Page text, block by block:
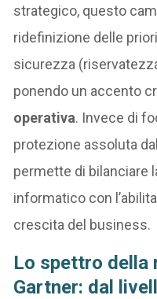
strategico, questo
ridefinizione delle
sicurezza
ponendo un accento
operativa. Invece di
protezione assoluta
permette di bilanciare
informatico con
crescita del business.
Lo spettro della
Gartner: dal